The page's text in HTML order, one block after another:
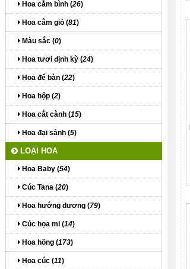
Hoa cắm bình (26)
Hoa cắm giỏ (81)
Màu sắc (0)
Hoa tươi định kỳ (24)
Hoa để bàn (22)
Hoa hộp (2)
Hoa cắt cành (15)
Hoa đại sảnh (5)
LOẠI HOA
Hoa Baby (54)
Cúc Tana (20)
Hoa hướng dương (79)
Cúc họa mi (14)
Hoa hồng (173)
Hoa cúc (11)